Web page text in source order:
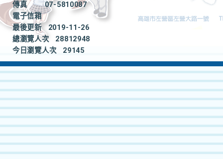
傳真
07-5810087
電子信箱
最後更新
2019-11-26
總瀏覽人次
28812948
今日瀏覽人次
29145